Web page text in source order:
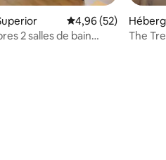
de 37 commentaires : 4,92 sur 5
Évaluation
4,96 (52)
2 salles de bain
The